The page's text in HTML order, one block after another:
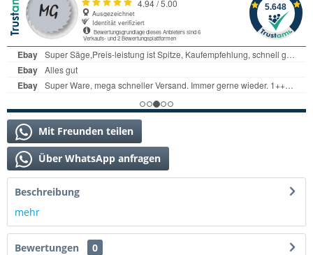
Mit Freunden teilen
Über WhatsApp anfragen
Beschreibung
mehr
Bewertungen
0